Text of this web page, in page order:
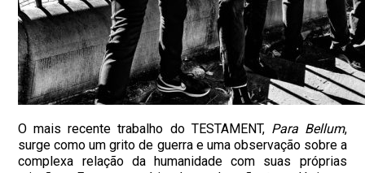
O mais recente trabalho do TESTAMENT, Para Bellum,
surge como um grito de guerra e uma observação sobre a
complexa relação da humanidade com suas próprias